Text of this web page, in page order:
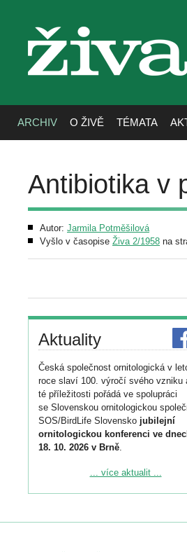
živa
ARCHIV O ŽIVĚ TÉMATA
Antibiotika v
Autor: Jarmila Potměšilová
Vyšlo v časopise Živa 2/1958 na
Aktuality
Česká společnost ornitologická v
roce slaví 100. výročí svého vzniku
té příležitosti pořádá ve spolupráci
se Slovenskou ornitologickou
SOS/BirdLife Slovensko jubilejní
ornitologickou konferenci ve
18. 10. 2026 v Brně.
Podrobnější informace ke konferenci
Registrovat se můžete do 6. září.
... více aktualit ...